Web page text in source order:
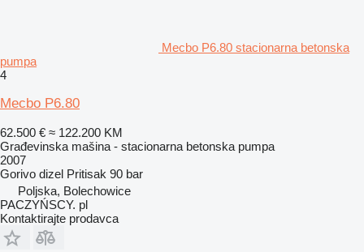
Mecbo P6.80 stacionarna betonska
pumpa
4
Mecbo P6.80
62.500 € ≈ 122.200 KM
Građevinska mašina - stacionarna betonska pumpa
2007
Gorivo dizel Pritisak 90 bar
Poljska, Bolechowice
PACZYŃSCY. pl
Kontaktirajte prodavca